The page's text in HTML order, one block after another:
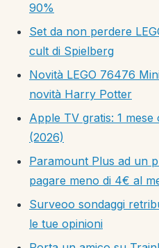
90%
Set da non perdere
cult di Spielberg
Novità LEGO 76476
novità Harry Potter
Apple TV gratis: 1
(2026)
Paramount Plus ad un
pagare meno di 4€ al
Surveoo sondaggi
le tue opinioni